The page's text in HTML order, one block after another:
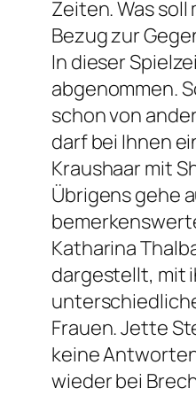
Zeiten. Was
Bezug zur
In dieser
abgenommen.
schon von
darf bei Ihnen
Kraushaar mit
Übrigens gehe
Katharina
dargestellt, mit
Frauen. Jette
keine
wieder bei